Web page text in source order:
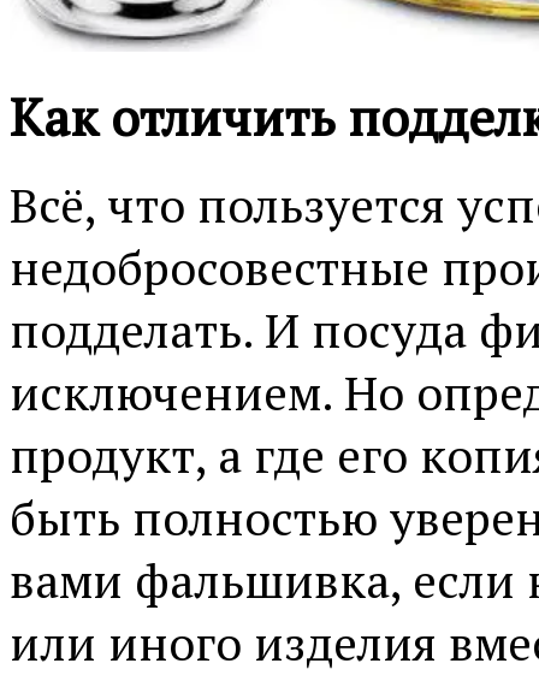
Как отличить
Всё, что пользуется
недобросовестные
подделать. И посуда
исключением. Но
продукт, а где его
быть полностью
вами фальшивка, если
или иного изделия